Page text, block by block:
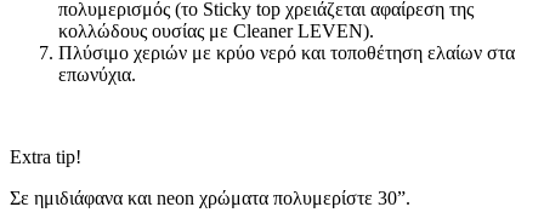
πολυμερισμός (το Sticky top χρειάζεται αφαίρεση της
κολλώδους ουσίας με Cleaner LEVEN).
Πλύσιμο χεριών με κρύο νερό και τοποθέτηση ελαίων στα
επωνύχια.
Extra tip!
Σε ημιδιάφανα και neon χρώματα πολυμερίστε 30”.